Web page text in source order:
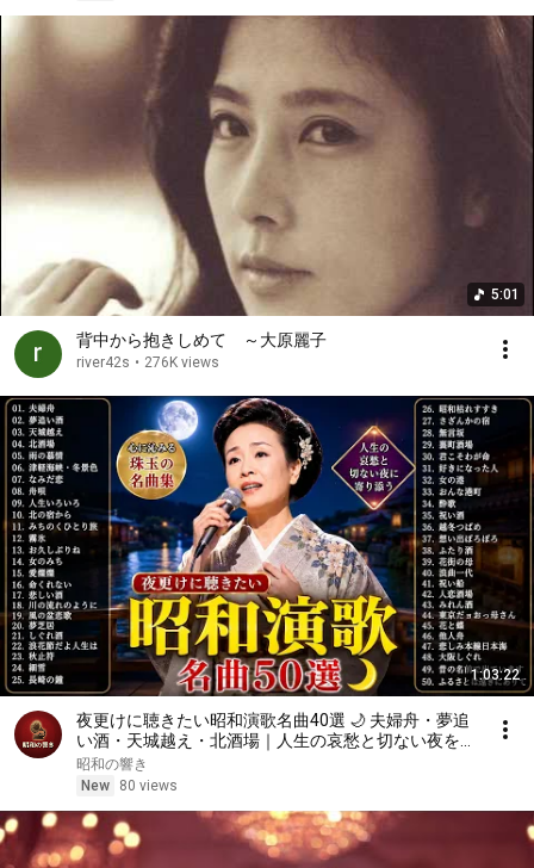
5:01
背中から抱きしめて ～大原麗子
river42s • 276K views
1:03:22
夜更けに聴きたい昭和演歌名曲40選 🌙 夫婦舟・夢追
い酒・天城越え・北酒場｜人生の哀愁と切ない夜をし
みじみ彩る珠玉の演歌メドレー
昭和の響き
New
80 views